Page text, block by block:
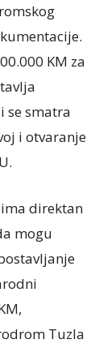
KM za
se smatra
i otvaranje
direktan
mogu
Tuzla